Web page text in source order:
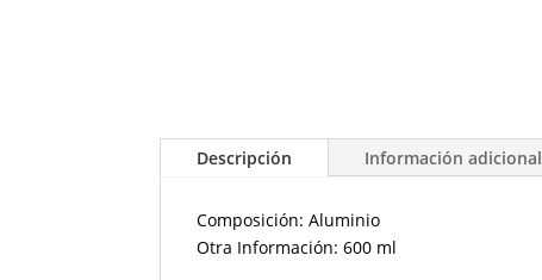
Descripción Información adicional
Composición: Aluminio
Otra Información: 600 ml